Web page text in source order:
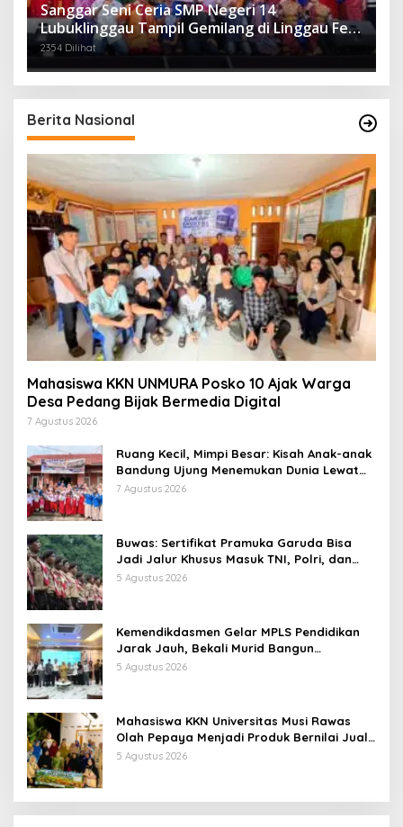
Sanggar Seni Ceria SMP Negeri 14
Lubuklinggau Tampil Gemilang di Linggau Fest
2025
2354 Dilihat
Berita Nasional
Mahasiswa KKN UNMURA Posko 10 Ajak Warga
Desa Pedang Bijak Bermedia Digital
7 Agustus 2026
Ruang Kecil, Mimpi Besar: Kisah Anak-anak
Bandung Ujung Menemukan Dunia Lewat
Literasi
7 Agustus 2026
Buwas: Sertifikat Pramuka Garuda Bisa
Jadi Jalur Khusus Masuk TNI, Polri, dan
Perguruan Tinggi
5 Agustus 2026
Kemendikdasmen Gelar MPLS Pendidikan
Jarak Jauh, Bekali Murid Bangun
Kemandirian Belajar
5 Agustus 2026
Mahasiswa KKN Universitas Musi Rawas
Olah Pepaya Menjadi Produk Bernilai Jual
Tinggi, Dorong UMKM Desa Air Satan
5 Agustus 2026